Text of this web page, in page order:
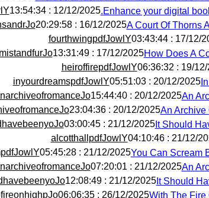
Enhance your digital
12/12/2025 : 13:54:34
A Court Of Thorns
16/12/2025 : 20:29:58
17/12/2025 :
fourthwingpdfJowlY
How Does A
17/12/2025 : 13:31:49
19/12/2025
heiroffirepdfJowlY
20/12/2025 : 05:51:03
inyourdreamspdfJowlY
An
20/12/2025 : 15:44:40
An Archive
20/12/2025 : 23:04:36
It Should
21/12/2025 : 03:00:45
21/12/2025 :
alcotthallpdfJowlY
You Can Scream
21/12/2025 : 05:45:28
An
21/12/2025 : 07:20:01
It Should
21/12/2025 : 12:08:49
With The Fire
26/12/2025 : 06:06:35